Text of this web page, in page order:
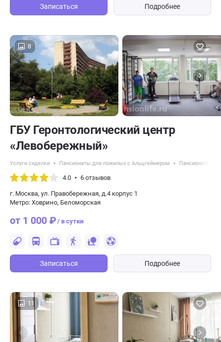
Записаться Подробнее
8
ГБУ Геронтологический центр
«Левобережный»
Услуги сиделки Пансионаты для пожилых с Альцгеймером Пансионаты
4.0 6 отзывов
г. Москва, ул. Правобережная, д.4 корпус 1
Метро: Ховрино, Беломорская
от 1 000 ₽/ в сутки
Записаться Подробнее
11